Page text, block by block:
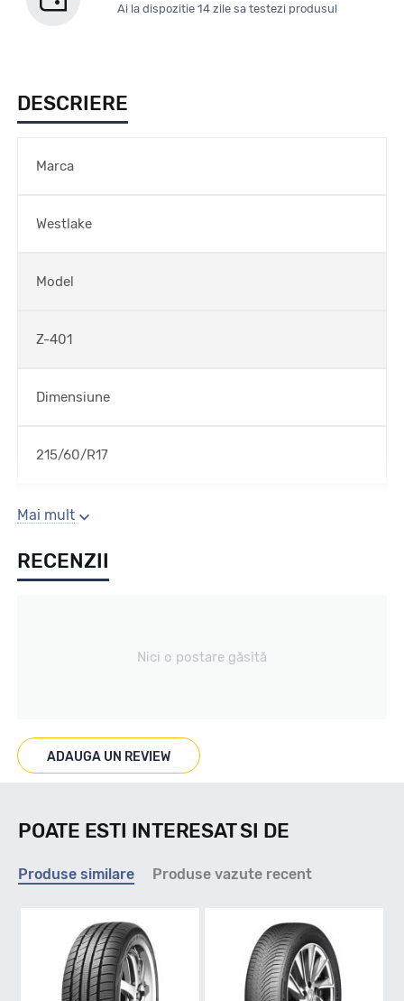
Ai la dispozitie 14 zile sa testezi produsul
DESCRIERE
Marca
Westlake
Model
Z-401
Dimensiune
215/60/R17
Sezon
All season
Marcaje
Indice viteza
H - max 210km/h
Indice greutate
Mai mult
RECENZII
Nici o postare găsită
ADAUGA UN REVIEW
POATE ESTI INTERESAT SI DE
Produse similare Produse vazute recent